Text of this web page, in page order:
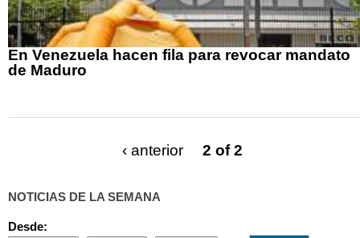
En Venezuela hacen fila para revocar mandato
de Maduro
‹ anterior 2 of 2
NOTICIAS DE LA SEMANA
Desde: